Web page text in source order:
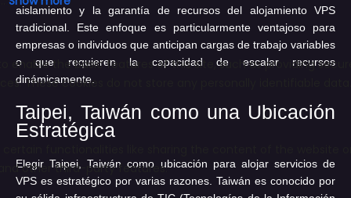
aislamiento y la garantía de recursos del alojamiento VPS
tradicional. Este enfoque es particularmente ventajoso para
empresas o individuos que anticipan cargas de trabajo variables
o que requieren la capacidad de escalar recursos
dinámicamente.
Taipei, Taiwán como una Ubicación
Estratégica
Elegir Taipei, Taiwán como ubicación para alojar servicios de
VPS es estratégico por varias razones. Taiwán es conocido por